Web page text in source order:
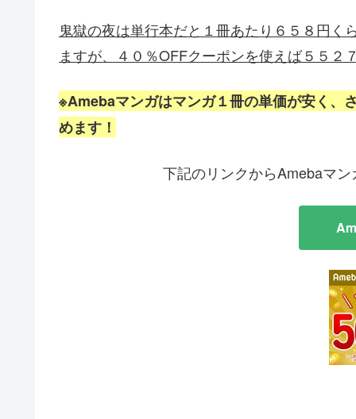
鬼獄の夜は単行本だと１冊あたり６５８円く
ますが、４０％OFFクーポンを使えば５５２
※Amebaマンガはマンガ１冊の単価が安く、
めます！
下記のリンクからAmebaマ